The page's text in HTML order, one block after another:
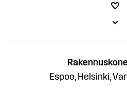
Espoo, Helsinki,